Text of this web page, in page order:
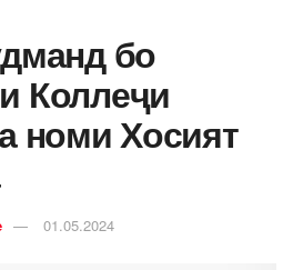
бо
Коллеҷи
номи Хосият
01.05.2024